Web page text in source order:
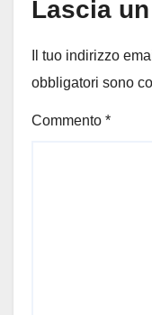
Lascia
Il tuo indirizzo
obbligatori sono
Commento *